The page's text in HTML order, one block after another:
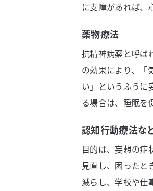
に支障があれば、
薬物療法
抗精神病薬と呼ば
の効果により、「
い」というふうに
る場合は、睡眠を
認知行動療法な
目的は、妄想の症
見直し、困ったと
減らし、学校や仕